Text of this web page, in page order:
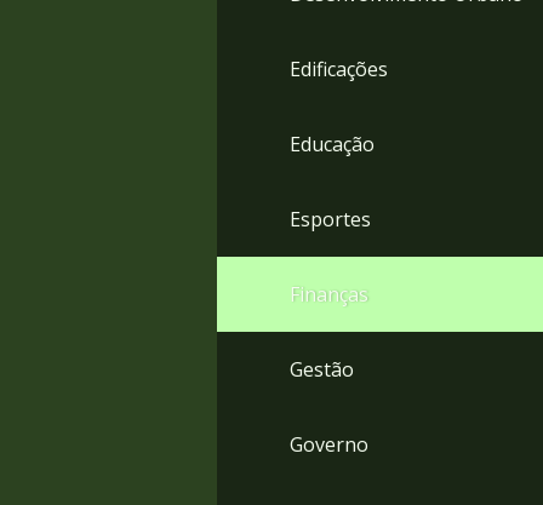
Edificações
Educação
Esportes
Finanças
Gestão
Governo